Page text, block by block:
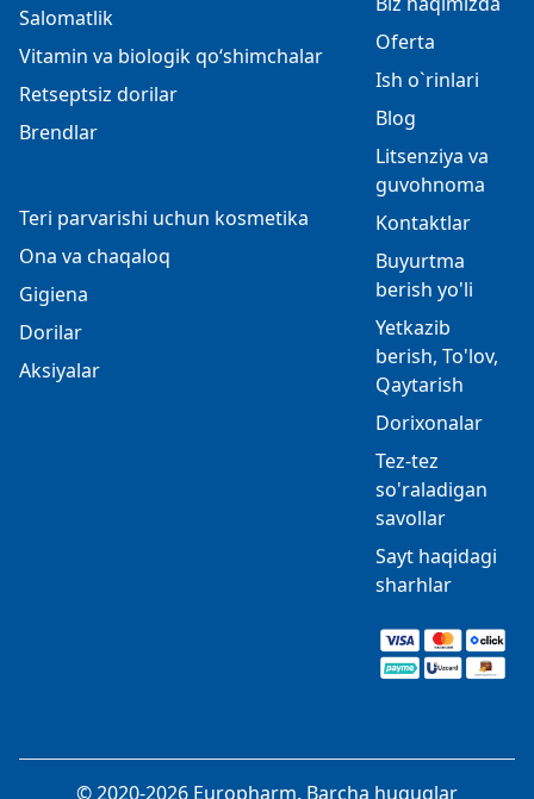
Salomatlik
Vitamin va biologik qo‘shimchalar
Retseptsiz dorilar
Brendlar
Teri parvarishi uchun kosmetika
Ona va chaqaloq
Gigiena
Dorilar
Aksiyalar
Oferta
Ish o`rinlari
Blog
Litsenziya va
guvohnoma
Kontaktlar
Buyurtma
berish yo'li
Yetkazib
berish, To'lov,
Qaytarish
Dorixonalar
Tez-tez
so'raladigan
savollar
Sayt haqidagi
sharhlar
© 2020-2026 Europharm. Barcha huquqlar